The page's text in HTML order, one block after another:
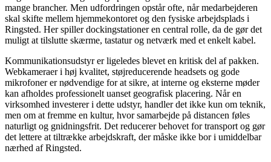
mange brancher. Men udfordringen opstår ofte, når medarbejderen
skal skifte mellem hjemmekontoret og den fysiske arbejdsplads i
Ringsted. Her spiller dockingstationer en central rolle, da de gør det
muligt at tilslutte skærme, tastatur og netværk med et enkelt kabel.
Kommunikationsudstyr er ligeledes blevet en kritisk del af pakken.
Webkameraer i høj kvalitet, støjreducerende headsets og gode
mikrofoner er nødvendige for at sikre, at interne og eksterne møder
kan afholdes professionelt uanset geografisk placering. Når en
virksomhed investerer i dette udstyr, handler det ikke kun om teknik,
men om at fremme en kultur, hvor samarbejde på distancen føles
naturligt og gnidningsfrit. Det reducerer behovet for transport og gør
det lettere at tiltrække arbejdskraft, der måske ikke bor i umiddelbar
nærhed af Ringsted.